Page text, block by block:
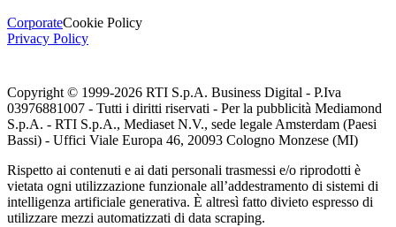
CorporateCookie Policy
Privacy Policy
Copyright © 1999-2026 RTI S.p.A. Business Digital - P.Iva
03976881007 - Tutti i diritti riservati - Per la pubblicità Mediamond
S.p.A. - RTI S.p.A., Mediaset N.V., sede legale Amsterdam (Paesi
Bassi) - Uffici Viale Europa 46, 20093 Cologno Monzese (MI)
Rispetto ai contenuti e ai dati personali trasmessi e/o riprodotti è
vietata ogni utilizzazione funzionale all’addestramento di sistemi di
intelligenza artificiale generativa. È altresì fatto divieto espresso di
utilizzare mezzi automatizzati di data scraping.